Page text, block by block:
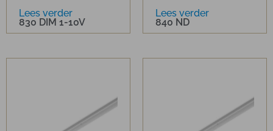
830 DIM 1-10V
Lees verder
840 ND
Lees verder